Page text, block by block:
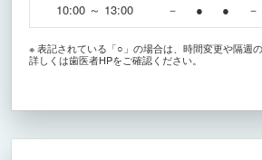
10:00 ～ 13:00 － ● ● －
※ 表記されている「○」の場合は、時間変更や隔週
詳しくは歯医者HPをご確認ください。